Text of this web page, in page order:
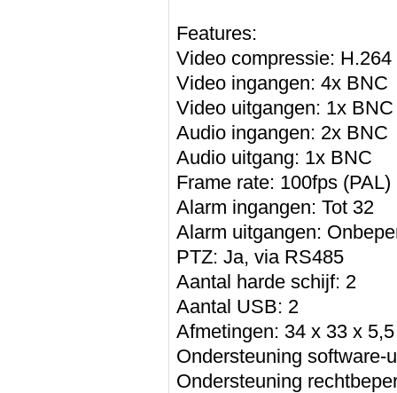
Features:
Video compressie: H.264
Video ingangen: 4x BNC
Video uitgangen: 1x
Audio ingangen: 2x BNC
Audio uitgang: 1x BNC
Frame rate: 100fps
Alarm ingangen: Tot 32
Alarm uitgangen:
PTZ: Ja, via RS485
Aantal harde schijf: 2
Aantal USB: 2
Afmetingen: 34 x 33 x
Ondersteuning software-
Ondersteuning